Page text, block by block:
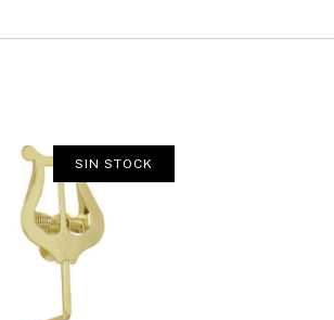
SIN STOCK